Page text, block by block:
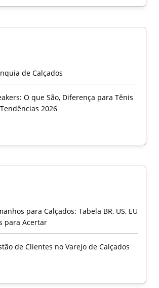
de Calçados
O que São, Diferença para Tênis
2026
para Calçados: Tabela BR, US, EU
para Acertar
de Clientes no Varejo de Calçados